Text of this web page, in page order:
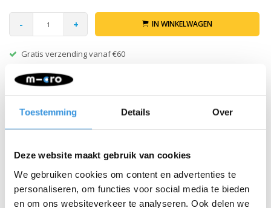
Toestemming Details Over
Deze website maakt gebruik van cookies
We gebruiken cookies om content en advertenties te
personaliseren, om functies voor social media te bieden
en om ons websiteverkeer te analyseren. Ook delen we
- + IN WINKELWAGEN
Gratis verzending vanaf €60
Beschrijving